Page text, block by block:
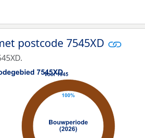
postcode 7545XD